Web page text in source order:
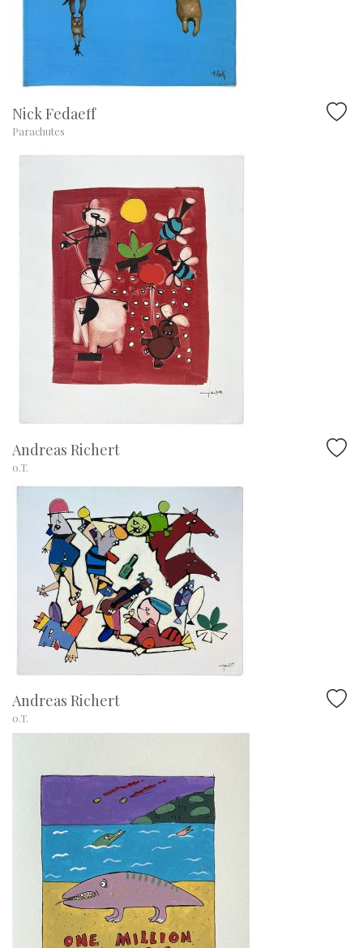
Nick Fedaeff
Parachutes
Andreas Richert
o.T.
Andreas Richert
o.T.